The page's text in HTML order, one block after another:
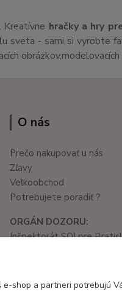
Kreatívne hračky a hry
sveta - sami si vyrobte
O nás
Prečo nakupovať u nás
Zľavy
Veľkoobchod
Potrebujete poradiť ?
ORGÁN DOZORU:
Inšpektorát SOI pre
tel. č.: 02/582 722 03
e-shop a partneri potrebujú